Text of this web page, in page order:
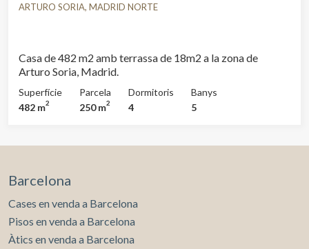
ARTURO SORIA, MADRID NORTE
Casa de 482 m2 amb terrassa de 18m2 a la zona de
Arturo Soria, Madrid.
Superfície
482 m2
Parcela
250 m2
Dormitoris
4
Banys
5
Barcelona
Cases en venda a Barcelona
Pisos en venda a Barcelona
Àtics en venda a Barcelona